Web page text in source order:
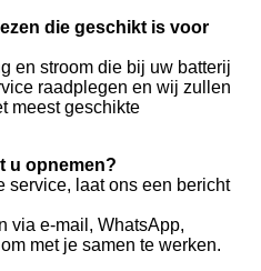
die geschikt is voor
en stroom die bij uw batterij
raadplegen en wij zullen
meest geschikte
u opnemen?
service, laat ons een bericht
via e-mail, WhatsApp,
met je samen te werken.